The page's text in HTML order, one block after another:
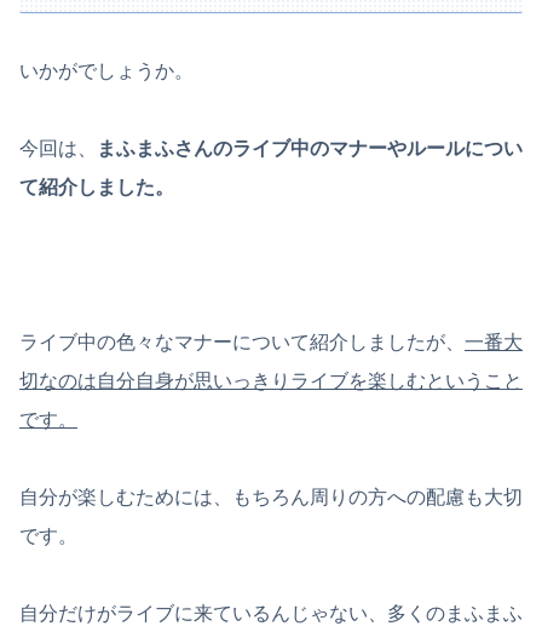
いかがでしょうか。
今回は、
まふまふさんのライブ中のマナーやルールについ
て紹介しました。
ライブ中の色々なマナーについて紹介しましたが、 一番大
切なのは自分自身が思いっきりライブを楽しむということ
です。
自分が楽しむためには、もちろん周りの方への配慮も大切
です。
自分だけがライブに来ているんじゃない、多くのまふまふ